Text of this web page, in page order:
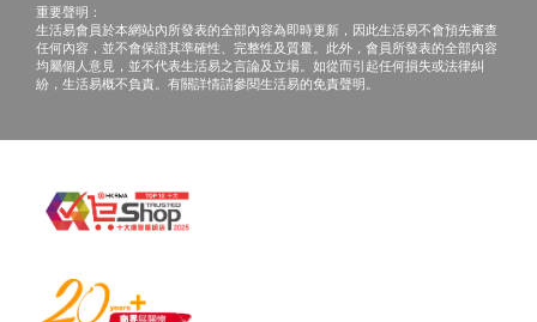
重要聲明：
生活易會員於本網站內所發表的全部內容為即時更新，因此生活易不會預先審查
任何內容，並不會保證其準確性、完整性及質量。此外，會員所發表的全部內容
均屬個人意見，並不代表生活易之言論及立場。如從而引起任何損失或法律糾
紛，生活易概不負責。有關詳情請參閱生活易的免責聲明。